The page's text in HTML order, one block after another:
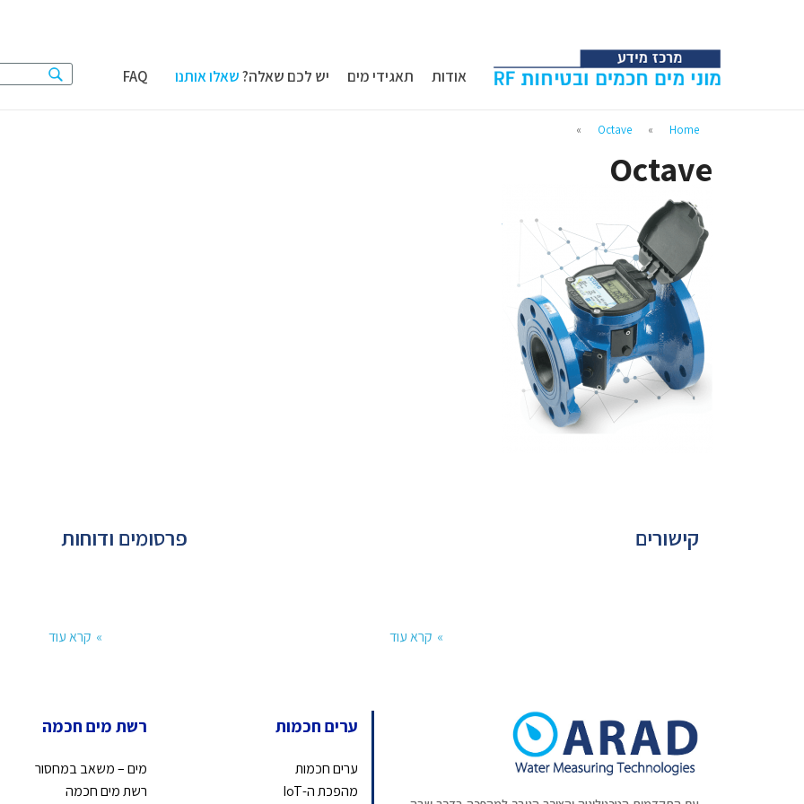
FAQ יש לכם שאלה?שאלו אותנו תאגידי מים אודות
Home
»
Octave
»
Octave
קישורים פרסומים ודוחות
קרא עוד קרא עוד
רשת מים חכמה
מים – משאב במחסור
רשת מים חכמה
ערים חכמות
ערים חכמות
מהפכת ה-IoT